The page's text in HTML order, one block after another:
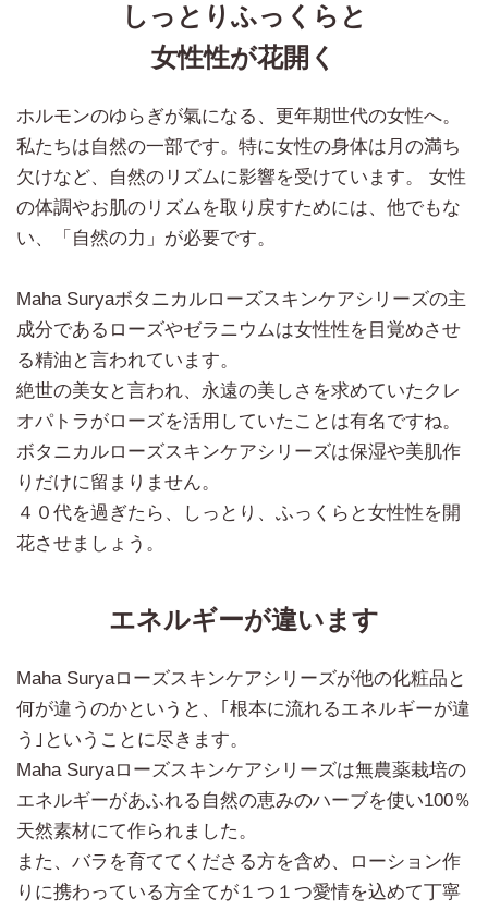
しっとりふっくらと
女性性が花開く
ホルモンのゆらぎが氣になる、更年期世代の女性へ。
私たちは自然の一部です。特に女性の身体は月の満ち
欠けなど、自然のリズムに影響を受けています。 女性
の体調やお肌のリズムを取り戻すためには、他でもな
い、「自然の力」が必要です。
Maha Suryaボタニカルローズスキンケアシリーズの主
成分であるローズやゼラニウムは女性性を目覚めさせ
る精油と言われています。
絶世の美女と言われ、永遠の美しさを求めていたクレ
オパトラがローズを活用していたことは有名ですね。
ボタニカルローズスキンケアシリーズは保湿や美肌作
りだけに留まりません。
４０代を過ぎたら、しっとり、ふっくらと女性性を開
花させましょう。
エネルギーが違います
Maha Suryaローズスキンケアシリーズが他の化粧品と
何が違うのかというと、｢根本に流れるエネルギーが違
う｣ということに尽きます。
Maha Suryaローズスキンケアシリーズは無農薬栽培の
エネルギーがあふれる自然の恵みのハーブを使い100％
天然素材にて作られました。
また、バラを育ててくださる方を含め、ローション作
りに携わっている方全てが１つ１つ愛情を込めて丁寧